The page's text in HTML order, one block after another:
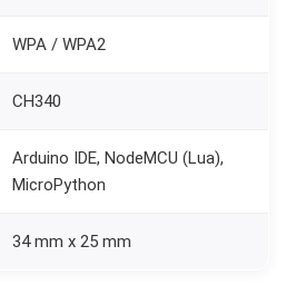
WPA / WPA2
CH340
Arduino IDE, NodeMCU (Lua),
MicroPython
34 mm x 25 mm